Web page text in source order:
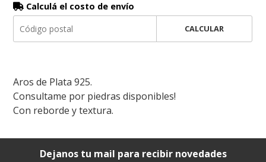
Calculá el costo de envío
CALCULAR
Aros de Plata 925.
Consultame por piedras disponibles!
Con reborde y textura.
Dejanos tu mail para recibir novedades